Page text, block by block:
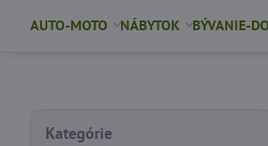
AUTO-MOTO NÁBYTOK BÝVANIE-
Kategórie